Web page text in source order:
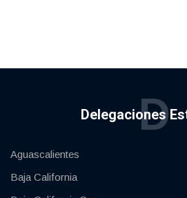
Delegaciones
D
Aguascalientes
Baja California